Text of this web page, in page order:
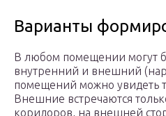
Варианты
В любом помещении могут
внутренний и внешний
помещений можно увидеть
Внешние встречаются
коридоров, на внешней